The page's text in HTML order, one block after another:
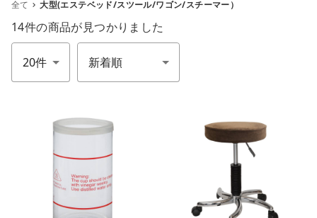
全て 大型(エステベッド/スツール/ワゴン/スチーマー）
14件の商品が見つかりました
件数 並び順